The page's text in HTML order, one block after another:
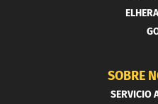
SOBRE
SERVICIO